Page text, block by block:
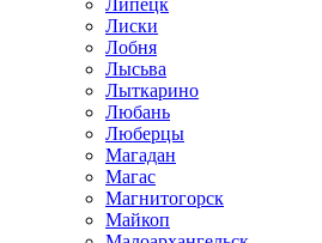
Липецк
Лиски
Лобня
Лысьва
Лыткарино
Любань
Люберцы
Магадан
Магас
Магнитогорск
Майкоп